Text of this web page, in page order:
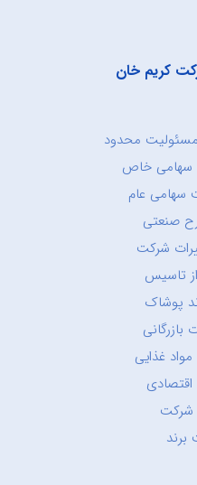
کریم خان
محدود
خاص
سهامی عام
صنعتی
شرکت
تاسیس
پوشاک
بازرگانی
غذایی
شرکت
برند